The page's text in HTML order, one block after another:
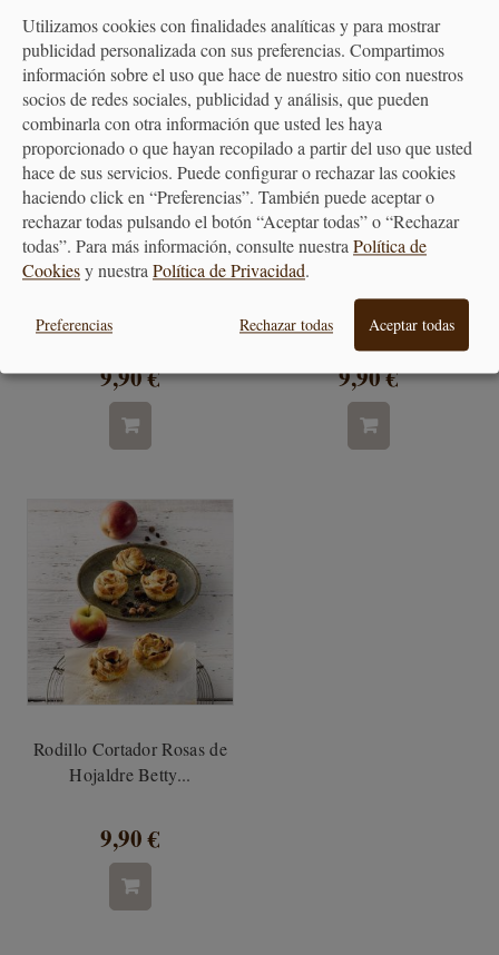
Rodillo Cortador para
9,90 €
Rodillo Cortador para Grissini
9,90 €
Rodillo Cortador Rosas de
Hojaldre Betty...
9,90 €
Utilizamos cookies con finalidades analíticas y para mostrar
publicidad personalizada con sus preferencias. Compartimos
información sobre el uso que hace de nuestro sitio con nuestros
socios de redes sociales, publicidad y análisis, que pueden
combinarla con otra información que usted les haya
proporcionado o que hayan recopilado a partir del uso que usted
hace de sus servicios. Puede configurar o rechazar las cookies
haciendo click en “Preferencias”. También puede aceptar o
rechazar todas pulsando el botón “Aceptar todas” o “Rechazar
todas”. Para más información, consulte nuestraPolítica de
Cookiesy nuestraPolítica de Privacidad.
Preferencias Rechazar todas Aceptar todas